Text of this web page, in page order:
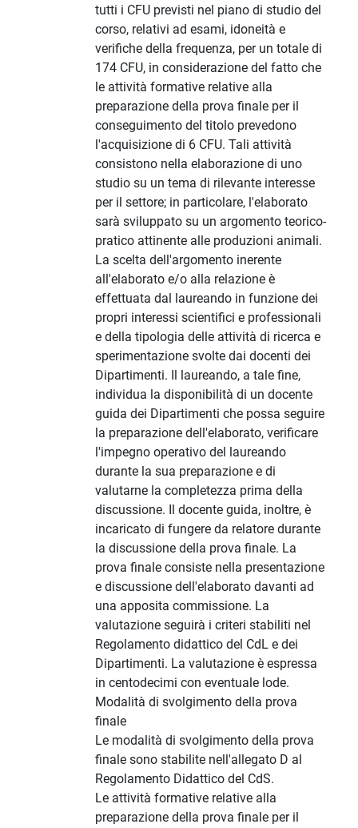
tutti i CFU previsti nel piano di studio del
corso, relativi ad esami, idoneità e
verifiche della frequenza, per un totale di
174 CFU, in considerazione del fatto che
le attività formative relative alla
preparazione della prova finale per il
conseguimento del titolo prevedono
l'acquisizione di 6 CFU. Tali attività
consistono nella elaborazione di uno
studio su un tema di rilevante interesse
per il settore; in particolare, l'elaborato
sarà sviluppato su un argomento teorico-
pratico attinente alle produzioni animali.
La scelta dell'argomento inerente
all'elaborato e/o alla relazione è
effettuata dal laureando in funzione dei
propri interessi scientifici e professionali
e della tipologia delle attività di ricerca e
sperimentazione svolte dai docenti dei
Dipartimenti. Il laureando, a tale fine,
individua la disponibilità di un docente
guida dei Dipartimenti che possa seguire
la preparazione dell'elaborato, verificare
l'impegno operativo del laureando
durante la sua preparazione e di
valutarne la completezza prima della
discussione. Il docente guida, inoltre, è
incaricato di fungere da relatore durante
la discussione della prova finale. La
prova finale consiste nella presentazione
e discussione dell'elaborato davanti ad
una apposita commissione. La
valutazione seguirà i criteri stabiliti nel
Regolamento didattico del CdL e dei
Dipartimenti. La valutazione è espressa
in centodecimi con eventuale lode.
Modalità di svolgimento della prova
finale
Le modalità di svolgimento della prova
finale sono stabilite nell'allegato D al
Regolamento Didattico del CdS.
Le attività formative relative alla
preparazione della prova finale per il